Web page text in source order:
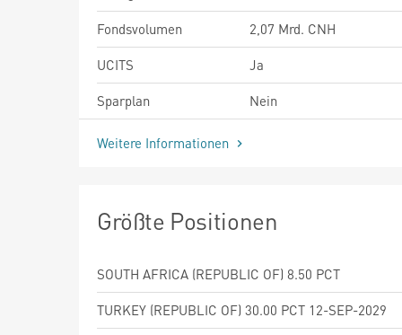
Fondsvolumen
2,07 Mrd. CNH
UCITS
Ja
Sparplan
Nein
Weitere Informationen
Größte Positionen
SOUTH AFRICA (REPUBLIC OF) 8.50 PCT
TURKEY (REPUBLIC OF) 30.00 PCT 12-SEP-2029